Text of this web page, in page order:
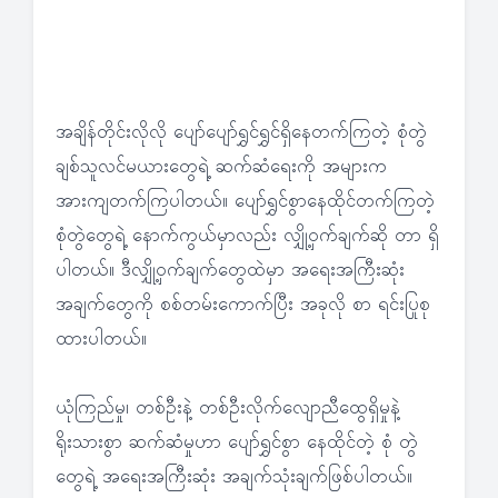
အချိန်တိုင်းလိုလို ပျော်ပျော်ရွှင်ရွှင်ရှိနေတက်ကြတဲ့ စုံတွဲ
ချစ်သူလင်မယားတွေရဲ့ ဆက်ဆံရေးကို အများက
အားကျတက်ကြပါတယ်။ ပျော်ရွှင်စွာနေထိုင်တက်ကြတဲ့
စုံတွဲတွေရဲ့ နောက်ကွယ်မှာလည်း လျှို့ဝှက်ချက်ဆို တာ ရှိ
ပါတယ်။ ဒီလျှို့ဝှက်ချက်တွေထဲမှာ အရေးအကြီးဆုံး
အချက်တွေကို စစ်တမ်းကောက်ပြီး အခုလို စာ ရင်းပြုစု
ထားပါတယ်။
ယုံကြည်မှု၊ တစ်ဦးနဲ့ တစ်ဦးလိုက်လျောညီထွေရှိမှုနဲ့
ရိုးသားစွာ ဆက်ဆံမှုဟာ ပျော်ရွှင်စွာ နေထိုင်တဲ့ စုံ တွဲ
တွေရဲ့ အရေးအကြီးဆုံး အချက်သုံးချက်ဖြစ်ပါတယ်။